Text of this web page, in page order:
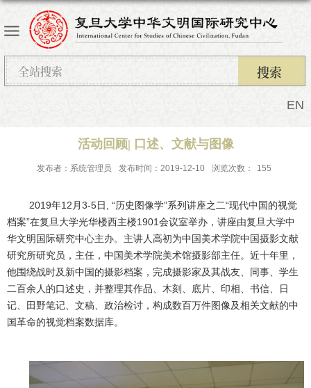
EN
活动回顾| 口述、文献与图像
发布者：系统管理员 发布时间：2019-12-10 浏览次数： 155
2019年12 月3-5日 , “历史图像学”系列讲座之二“现代中国的视觉
档案”在复旦大学光华楼西主楼1901会议室举办，讲座由复旦大学中
华文明国际研究中心主办。主讲人高初为中国美术学院中国摄影文献
研究所研究员，主任，中国美术学院美术馆摄影部主任。近十年里，
他围绕战时及新中国的摄影档案，完成摄影家及其战友、同事、学生
二百余人的口述史，并整理其作品、木刻、底片、印相、书信、日
记、田野笔记、文稿、政治检讨，构成数百万件图像及相关文献的中
国革命的视觉档案数据库。